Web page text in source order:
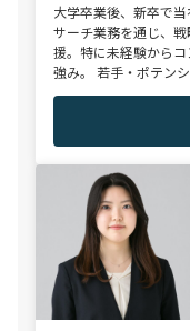
大学卒業後、新卒で
サーチ業務を通じ、
援。特に未経験から
強み。 若手・ポテン
補者様のご志向と市